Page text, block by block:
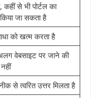
कहीं से भी पोर्टल का
जा सकता है
को खत्म करता है
वेबसाइट पर जाने की
से त्वरित उत्तर मिलता है